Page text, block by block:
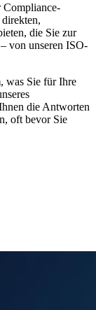
Compliance-
die Sie zur
von unseren ISO-
was Sie für Ihre
die Antworten
oft bevor Sie